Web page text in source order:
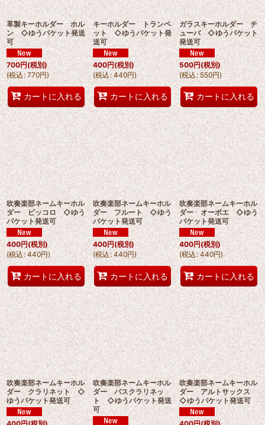
革製キーホルダー ホル
ン ◇ゆうパケット発送
可
700円(税別)
(税込: 770円)
カートに入れる
キーホルダー トランペ
ット ◇ゆうパケット発
送可
400円(税別)
(税込: 440円)
カートに入れる
ガラスキーホルダー チ
ューバ ◇ゆうパケット
発送可
500円(税別)
(税込: 550円)
カートに入れる
吹奏楽部ネームキーホル
ダー ピッコロ ◇ゆう
パケット発送可
400円(税別)
(税込: 440円)
カートに入れる
吹奏楽部ネームキーホル
ダー フルート ◇ゆう
パケット発送可
400円(税別)
(税込: 440円)
カートに入れる
吹奏楽部ネームキーホル
ダー オーボエ ◇ゆう
パケット発送可
400円(税別)
(税込: 440円)
カートに入れる
吹奏楽部ネームキーホル
ダー クラリネット ◇
ゆうパケット発送可
吹奏楽部ネームキーホル
ダー バスクラリネッ
ト ◇ゆうパケット発送
可
吹奏楽部ネームキーホル
ダー アルトサックス
◇ゆうパケット発送可